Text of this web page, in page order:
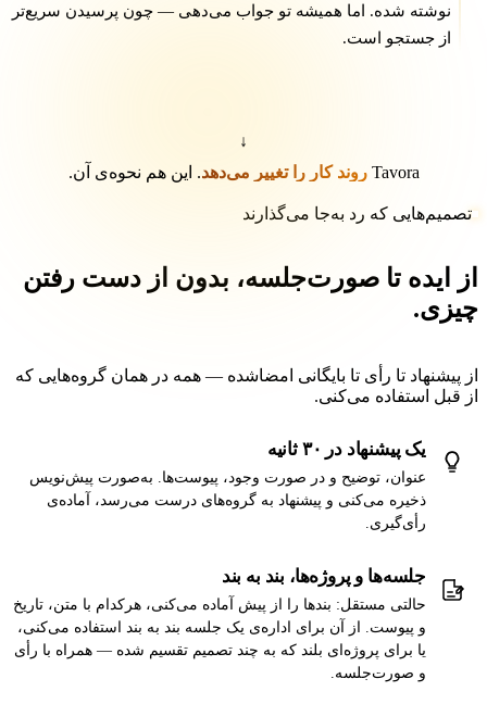
نوشته شده. اما همیشه تو جواب می‌دهی — چون پرسیدن سریع‌تر
از جستجو است.
Tavora روند کار را تغییر می‌دهد. این هم نحوه‌ی آن.
تصمیم‌هایی که رد به‌جا می‌گذارند
از ایده تا صورت‌جلسه، بدون از دست رفتن
چیزی.
از پیشنهاد تا رأی تا بایگانی امضاشده — همه در همان گروه‌هایی که
از قبل استفاده می‌کنی.
یک پیشنهاد در ۳۰ ثانیه
عنوان، توضیح و در صورت وجود، پیوست‌ها. به‌صورت پیش‌نویس
ذخیره می‌کنی و پیشنهاد به گروه‌های درست می‌رسد، آماده‌ی
رأی‌گیری.
جلسه‌ها و پروژه‌ها، بند به بند
حالتی مستقل: بندها را از پیش آماده می‌کنی، هرکدام با متن، تاریخ
و پیوست. از آن برای اداره‌ی یک جلسه بند به بند استفاده می‌کنی،
یا برای پروژه‌ای بلند که به چند تصمیم تقسیم شده — همراه با رأی
و صورت‌جلسه.